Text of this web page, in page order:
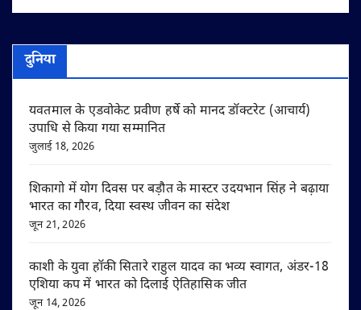
दुनिया
यवतमाल के एडवोकेट प्रवीण हर्षे को मानद डॉक्टरेट (आचार्य)
उपाधि से किया गया सम्मानित
जुलाई 18, 2026
शिकागो में योग दिवस पर बड़ौत के मास्टर उदयभान सिंह ने बढ़ाया
भारत का गौरव, दिया स्वस्थ जीवन का संदेश
जून 21, 2026
काशी के युवा हॉकी सितारे राहुल यादव का भव्य स्वागत, अंडर-18
एशिया कप में भारत को दिलाई ऐतिहासिक जीत
जून 14, 2026